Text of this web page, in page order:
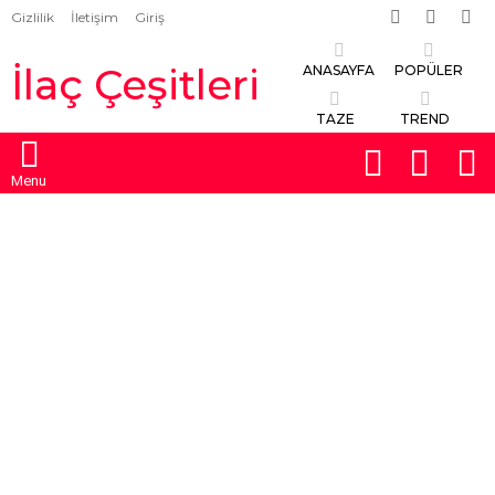
Gizlilik İletişim Giriş Facebook
Twitter
İlaç Çeşitleri ANASAYFA POPÜLER
TAZE TREND
Menu
SWITCH
SKIN